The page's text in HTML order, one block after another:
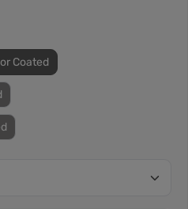
Coated